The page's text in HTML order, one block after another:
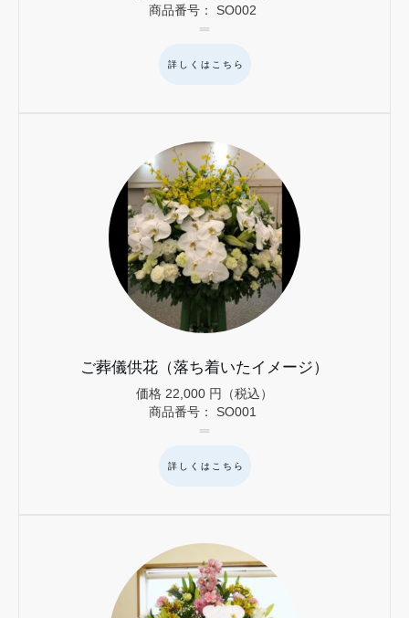
商品番号： SO002
詳しくはこちら
ご葬儀供花（落ち着いたイメージ）
価格 22,000 円（税込）
商品番号： SO001
詳しくはこちら